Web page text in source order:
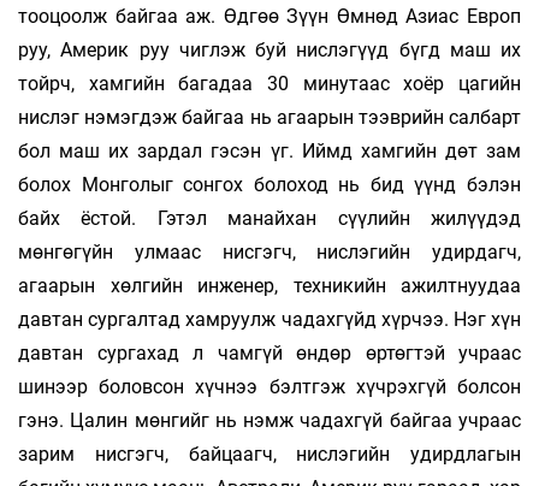
тооцоолж байгаа аж. Өдгөө Зүүн Өмнөд Азиас Европ
руу, Америк руу чиглэж буй нислэгүүд бүгд маш их
тойрч, хамгийн багадаа 30 минутаас хоёр цагийн
нислэг нэмэгдэж байгаа нь агаарын тээврийн салбарт
бол маш их зардал гэсэн үг. Иймд хамгийн дөт зам
болох Монголыг сонгох болоход нь бид үүнд бэлэн
байх ёстой. Гэтэл манайхан сүүлийн жилүүдэд
мөнгөгүйн улмаас нисгэгч, нислэгийн удирдагч,
агаарын хөлгийн инженер, техникийн ажилтнуудаа
давтан сургалтад хамруулж чадахгүйд хүрчээ. Нэг хүн
давтан сургахад л чамгүй өндөр өртөгтэй учраас
шинээр боловсон хүчнээ бэлтгэж хүчрэхгүй болсон
гэнэ. Цалин мөнгийг нь нэмж чадахгүй байгаа учраас
зарим нисгэгч, байцаагч, нислэгийн удирдлагын